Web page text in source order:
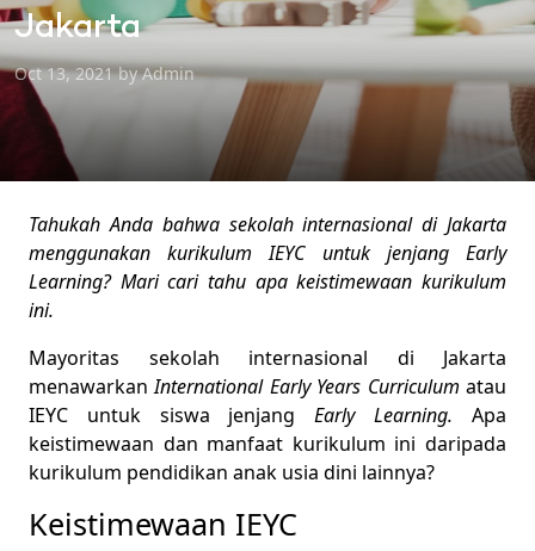
Jakarta
Oct 13, 2021 by Admin
Tahukah Anda bahwa sekolah internasional di Jakarta
menggunakan kurikulum IEYC untuk jenjang Early
Learning? Mari cari tahu apa keistimewaan kurikulum
ini.
Mayoritas sekolah internasional di Jakarta
menawarkanInternational Early Years Curriculumatau
IEYC untuk siswa jenjangEarly Learning.Apa
keistimewaan dan manfaat kurikulum ini daripada
kurikulum pendidikan anak usia dini lainnya?
Keistimewaan IEYC